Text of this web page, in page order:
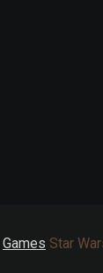
Games Star